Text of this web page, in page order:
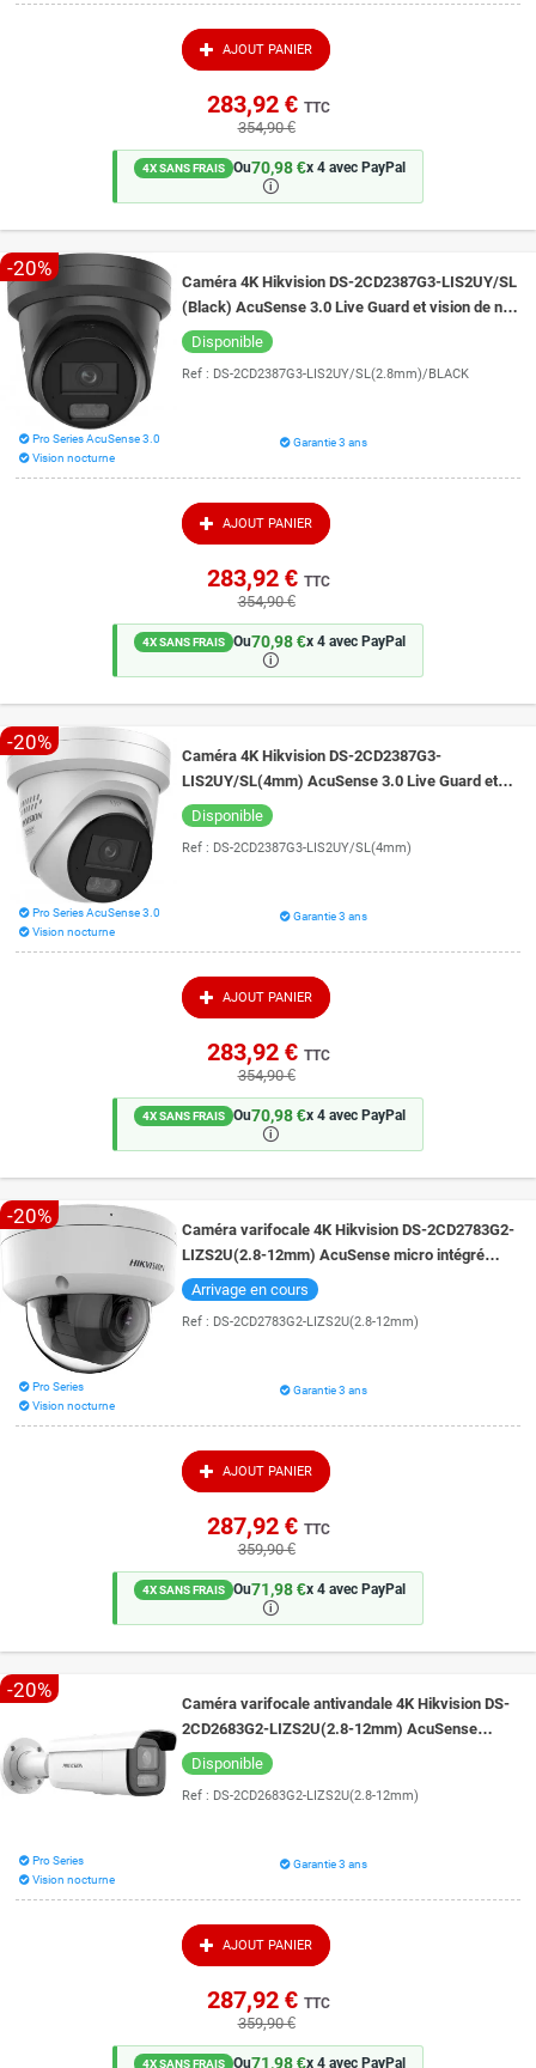
AJOUT PANIER
283,92 € TTC
354,90 €
4X SANS FRAIS Ou70,98 €x 4 avec PayPal
🛈
-20%
Caméra 4K Hikvision DS-2CD2387G3-LIS2UY/SL
(Black) AcuSense 3.0 Live Guard et vision de nuit
intelligente 30 mètres ColorVu 3.0
Disponible
Ref : DS-2CD2387G3-LIS2UY/SL(2.8mm)/BLACK
Pro Series AcuSense 3.0
Vision nocturne
Garantie 3 ans
AJOUT PANIER
283,92 € TTC
354,90 €
4X SANS FRAIS Ou70,98 €x 4 avec PayPal
🛈
-20%
Caméra 4K Hikvision DS-2CD2387G3-
LIS2UY/SL(4mm) AcuSense 3.0 Live Guard et
vision de nuit intelligente 30 mètres ColorVu 3.0
Disponible
Ref : DS-2CD2387G3-LIS2UY/SL(4mm)
Pro Series AcuSense 3.0
Vision nocturne
Garantie 3 ans
AJOUT PANIER
283,92 € TTC
354,90 €
4X SANS FRAIS Ou70,98 €x 4 avec PayPal
🛈
-20%
Caméra varifocale 4K Hikvision DS-2CD2783G2-
LIZS2U(2.8-12mm) AcuSense micro intégré
vision de nuit 40 mètres en couleur
Arrivage en cours
Ref : DS-2CD2783G2-LIZS2U(2.8-12mm)
Pro Series
Vision nocturne
Garantie 3 ans
AJOUT PANIER
287,92 € TTC
359,90 €
4X SANS FRAIS Ou71,98 €x 4 avec PayPal
🛈
-20%
Caméra varifocale antivandale 4K Hikvision DS-
2CD2683G2-LIZS2U(2.8-12mm) AcuSense
micro intégré vision de nuit couleur 60 mètres
Disponible
Ref : DS-2CD2683G2-LIZS2U(2.8-12mm)
Pro Series
Vision nocturne
Garantie 3 ans
AJOUT PANIER
287,92 € TTC
359,90 €
4X SANS FRAIS Ou71,98 €x 4 avec PayPal